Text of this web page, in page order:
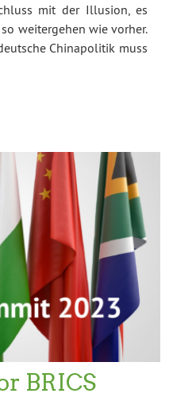
mit der Illusion, es
weitergehen wie vorher.
Chinapolitik muss
BRICS